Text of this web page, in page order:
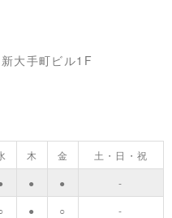
大手町ビル1F
木 金
土・日・祝
● ●
-
● ○ -